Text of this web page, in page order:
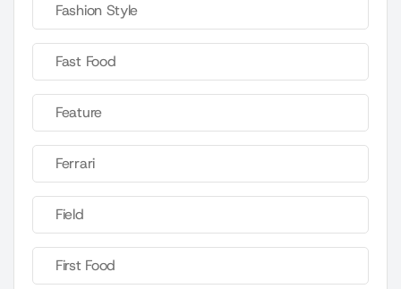
Fashion Style
Fast Food
Feature
Ferrari
Field
First Food